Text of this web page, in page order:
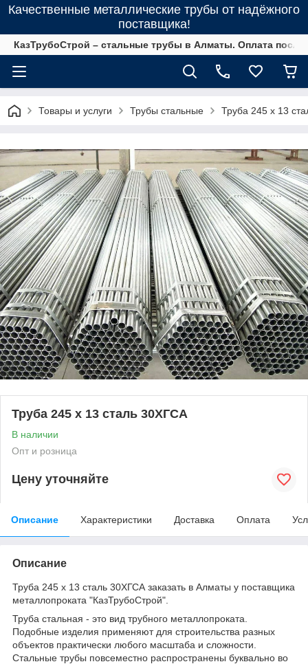
Качественные металлические трубы от надёжного
поставщика!
КазТрубоСтрой – стальные трубы в Алматы. Оплата
Товары и услуги Трубы стальные Труба 245 х 13
Труба 245 х 13 сталь 30ХГСА
В наличии
Опт и розница
Цену уточняйте
Описание Характеристики Доставка Оплата
Описание
Труба 245 х 13 сталь 30ХГСА заказать в Алматы у поставщика
металлопроката "КазТрубоСтрой".
Труба стальная - это вид трубного металлопроката.
Подобные изделия применяют для строительства разных
объектов практически любого масштаба и сложности.
Стальные трубы повсеместно распространены буквально во